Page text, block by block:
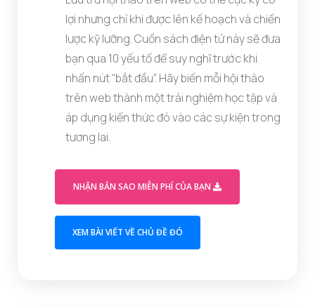
lợi nhưng chỉ khi được lên kế hoạch và chiến
lược kỹ lưỡng. Cuốn sách điện tử này sẽ đưa
bạn qua 10 yếu tố để suy nghĩ trước khi
nhấn nút “bắt đầu”. Hãy biến mỗi hội thảo
trên web thành một trải nghiệm học tập và
áp dụng kiến thức đó vào các sự kiện trong
tương lai.
NHẬN BẢN SAO MIỄN PHÍ CỦA BẠN
XEM BÀI VIẾT VỀ CHỦ ĐỀ ĐÓ